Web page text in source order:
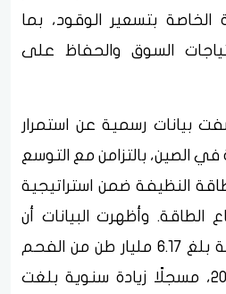
الخاصة بتسعير الوقود، بما
السوق والحفاظ على
بيانات رسمية عن استمرار
الصين، بالتزامن مع التوسع
النظيفة ضمن استراتيجية
الطاقة. وأظهرت البيانات أن
إجمالي استهلاك الطاقة بلغ 6.17 مليار طن من الفحم
القياسي خلال عام 2025، مسجلًا زيادة سنوية بلغت